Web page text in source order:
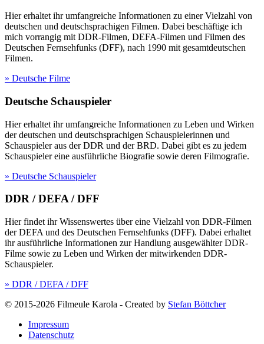
Hier erhaltet ihr umfangreiche Informationen zu einer Vielzahl von
deutschen und deutschsprachigen Filmen. Dabei beschäftige ich
mich vorrangig mit DDR-Filmen, DEFA-Filmen und Filmen des
Deutschen Fernsehfunks (DFF), nach 1990 mit gesamtdeutschen
Filmen.
» Deutsche Filme
Deutsche Schauspieler
Hier erhaltet ihr umfangreiche Informationen zu Leben und Wirken
der deutschen und deutschsprachigen Schauspielerinnen und
Schauspieler aus der DDR und der BRD. Dabei gibt es zu jedem
Schauspieler eine ausführliche Biografie sowie deren Filmografie.
» Deutsche Schauspieler
DDR / DEFA / DFF
Hier findet ihr Wissenswertes über eine Vielzahl von DDR-Filmen
der DEFA und des Deutschen Fernsehfunks (DFF). Dabei erhaltet
ihr ausführliche Informationen zur Handlung ausgewählter DDR-
Filme sowie zu Leben und Wirken der mitwirkenden DDR-
Schauspieler.
» DDR / DEFA / DFF
© 2015-2026 Filmeule Karola - Created by Stefan Böttcher
Impressum
Datenschutz